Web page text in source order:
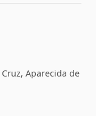
Aparecida de